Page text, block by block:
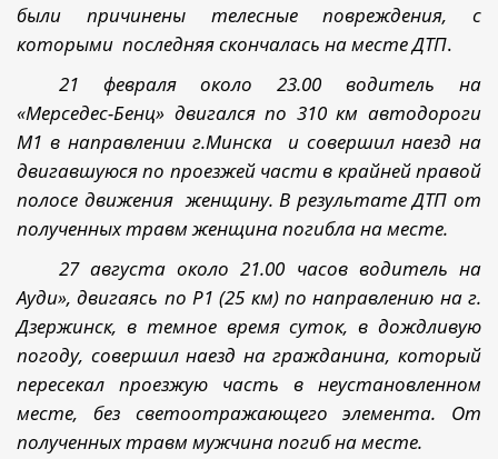
были причинены телесные повреждения, с
которыми последняя скончалась на месте ДТП.
21 февраля около 23.00 водитель на
«Мерседес-Бенц» двигался по 310 км автодороги
М1 в направлении г.Минска
и совершил наезд на
двигавшуюся по проезжей части в крайней правой
полосе движения женщину. В результате ДТП от
полученных травм женщина погибла на месте.
27 августа около 21.00 часов водитель на
Ауди», двигаясь по Р1 (25 км) по направлению на г.
Дзержинск, в темное время суток, в дождливую
погоду, совершил наезд на гражданина, который
пересекал проезжую часть в неустановленном
месте, без светоотражающего элемента. От
полученных травм мужчина погиб на месте.